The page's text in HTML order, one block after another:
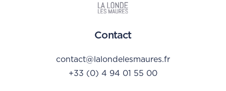
Contact
contact@lalondelesmaures.fr
+33 (0) 4 94 01 55 00